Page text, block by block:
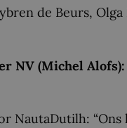
de Beurs,
NV (Michel Alofs):
NautaDutilh: